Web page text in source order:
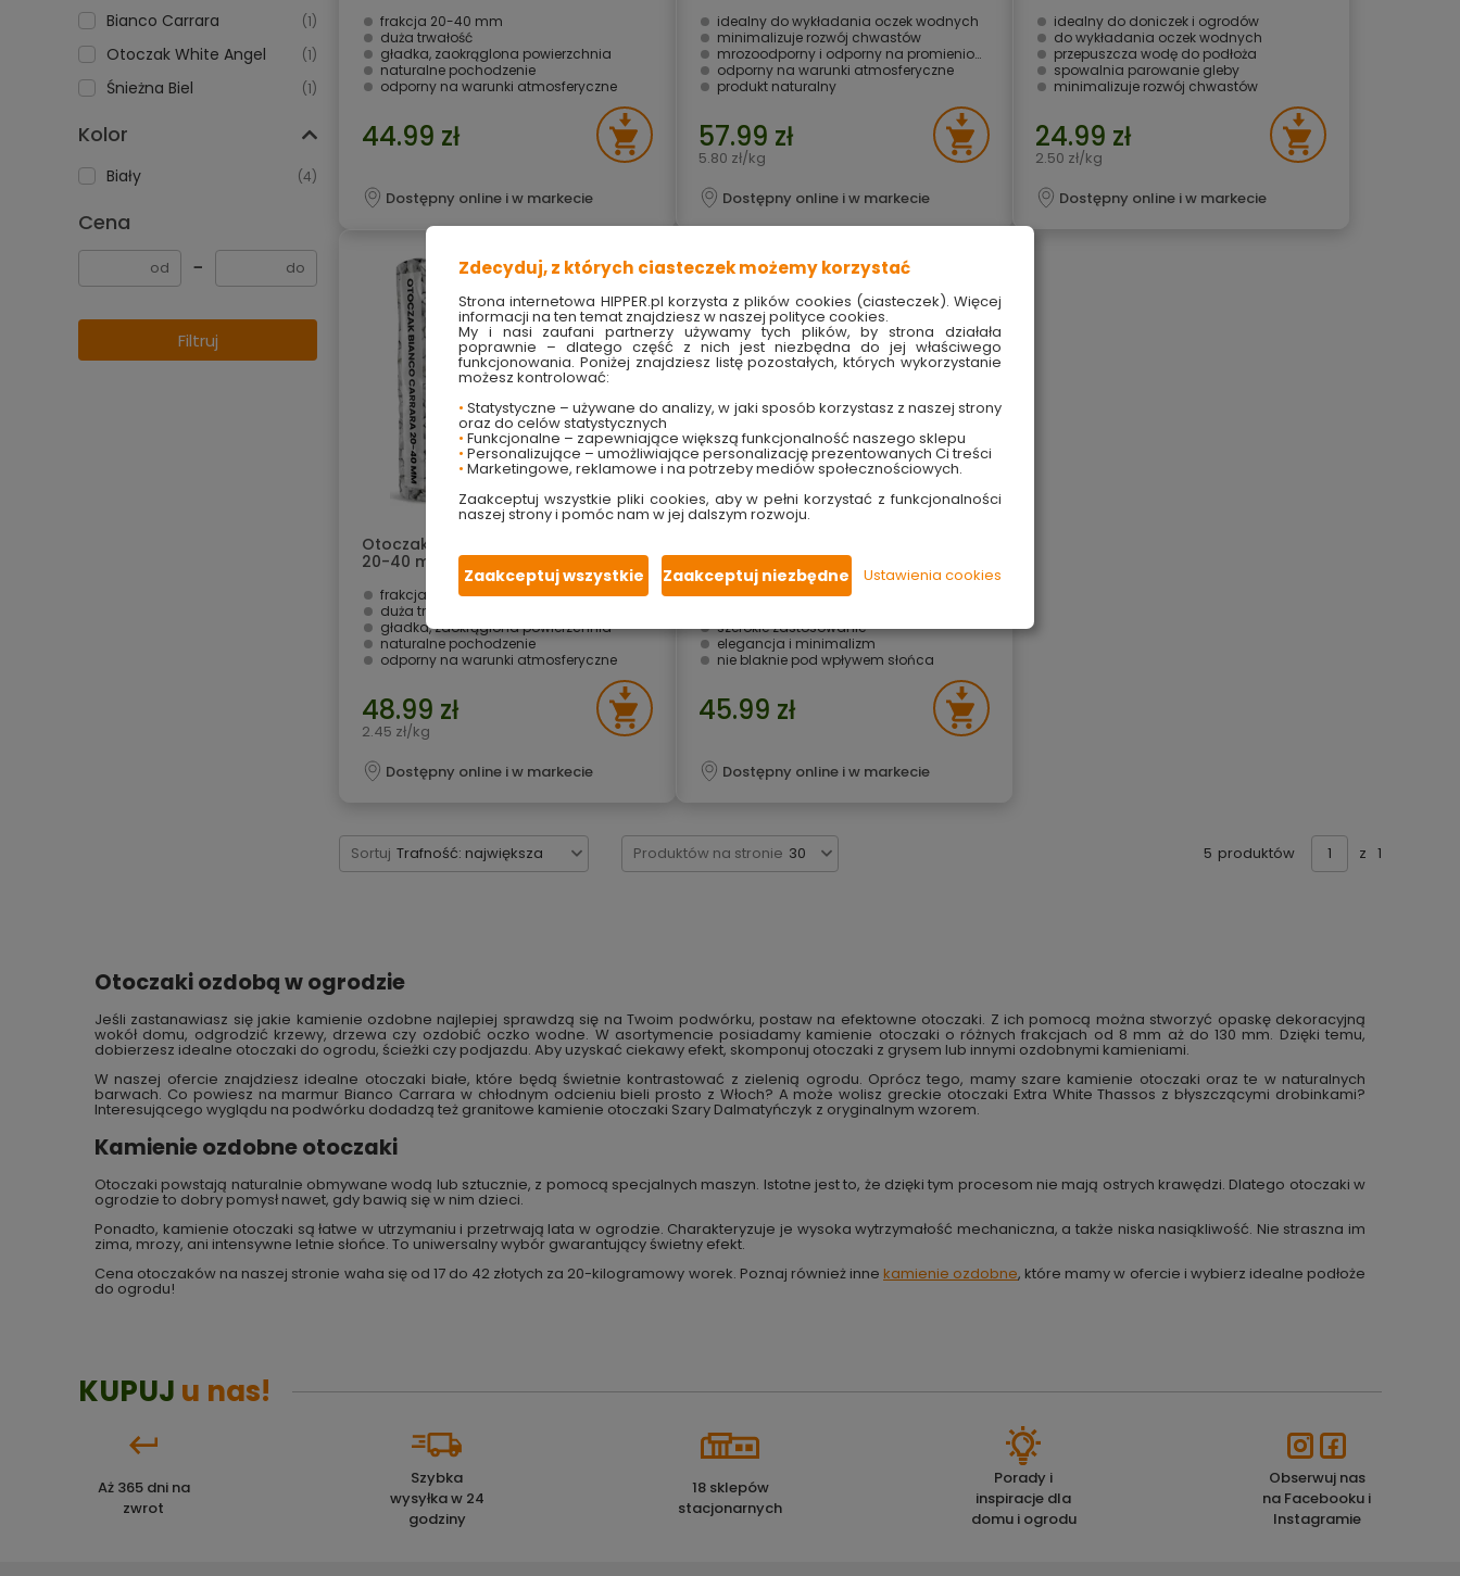
Bianco Carrara (1)
Otoczak White Angel (1)
Śnieżna Biel (1)
Kolor
Biały (4)
Cena
−
Filtruj
frakcja 20-40 mm
duża trwałość
gładka, zaokrąglona powierzchnia
naturalne pochodzenie
odporny na warunki atmosferyczne
44.99 zł
Dostępny online i w markecie
idealny do wykładania oczek wodnych
minimalizuje rozwój chwastów
mrozoodporny i odporny na promieniowanie UV
odporny na warunki atmosferyczne
produkt naturalny
57.99 zł
5.80 zł/kg
Dostępny online i w markecie
idealny do doniczek i ogrodów
do wykładania oczek wodnych
przepuszcza wodę do podłoża
spowalnia parowanie gleby
minimalizuje rozwój chwastów
24.99 zł
2.50 zł/kg
Dostępny online i w markecie
Otoczak marmur Bianco Carrara
20-40 mm 20 kg Wworku.pl
frakcja 20-40 mm
duża trwałość
gładka, zaokrąglona powierzchnia
naturalne pochodzenie
odporny na warunki atmosferyczne
48.99 zł
2.45 zł/kg
Dostępny online i w markecie
Garden Stones
mrozoodporny i trwały
szerokie zastosowanie
elegancja i minimalizm
nie blaknie pod wpływem słońca
45.99 zł
Dostępny online i w markecie
Sortuj Trafność: największa Produktów na stronie 30 5 produktów z 1
Otoczaki ozdobą w ogrodzie
Jeśli zastanawiasz się jakie kamienie ozdobne najlepiej sprawdzą się na Twoim podwórku, postaw na efektowne otoczaki. Z ich pomocą można stworzyć opaskę dekoracyjną
wokół domu, odgrodzić krzewy, drzewa czy ozdobić oczko wodne. W asortymencie posiadamy kamienie otoczaki o różnych frakcjach od 8 mm aż do 130 mm. Dzięki temu,
dobierzesz idealne otoczaki do ogrodu, ścieżki czy podjazdu. Aby uzyskać ciekawy efekt, skomponuj otoczaki z grysem lub innymi ozdobnymi kamieniami.
W naszej ofercie znajdziesz idealne otoczaki białe, które będą świetnie kontrastować z zielenią ogrodu. Oprócz tego, mamy szare kamienie otoczaki oraz te w naturalnych
barwach. Co powiesz na marmur Bianco Carrara w chłodnym odcieniu bieli prosto z Włoch? A może wolisz greckie otoczaki Extra White Thassos z błyszczącymi drobinkami?
Interesującego wyglądu na podwórku dodadzą też granitowe kamienie otoczaki Szary Dalmatyńczyk z oryginalnym wzorem.
Kamienie ozdobne otoczaki
Otoczaki powstają naturalnie obmywane wodą lub sztucznie, z pomocą specjalnych maszyn. Istotne jest to, że dzięki tym procesom nie mają ostrych krawędzi. Dlatego otoczaki w
ogrodzie to dobry pomysł nawet, gdy bawią się w nim dzieci.
Ponadto, kamienie otoczaki są łatwe w utrzymaniu i przetrwają lata w ogrodzie. Charakteryzuje je wysoka wytrzymałość mechaniczna, a także niska nasiąkliwość. Nie straszna im
zima, mrozy, ani intensywne letnie słońce. To uniwersalny wybór gwarantujący świetny efekt.
Cena otoczaków na naszej stronie waha się od 17 do 42 złotych za 20-kilogramowy worek. Poznaj również inne kamienie ozdobne, które mamy w ofercie i wybierz idealne podłoże
do ogrodu!
KUPUJ u nas!
Aż 365 dni na
zwrot
Szybka
wysyłka w 24
godziny
18 sklepów
stacjonarnych
Porady i
inspiracje dla
domu i ogrodu
Obserwuj nas
na Facebooku i
Instagramie
Zdecyduj, z których ciasteczek możemy korzystać
Strona internetowa HIPPER.pl korzysta z plików cookies (ciasteczek). Więcej
informacji na ten temat znajdziesz w naszej polityce cookies.
My i nasi zaufani partnerzy używamy tych plików, by strona działała
poprawnie – dlatego część z nich jest niezbędna do jej właściwego
funkcjonowania. Poniżej znajdziesz listę pozostałych, których wykorzystanie
możesz kontrolować:
• Statystyczne – używane do analizy, w jaki sposób korzystasz z naszej strony
oraz do celów statystycznych
• Funkcjonalne – zapewniające większą funkcjonalność naszego sklepu
• Personalizujące – umożliwiające personalizację prezentowanych Ci treści
• Marketingowe, reklamowe i na potrzeby mediów społecznościowych.
Zaakceptuj wszystkie pliki cookies, aby w pełni korzystać z funkcjonalności
naszej strony i pomóc nam w jej dalszym rozwoju.
Zaakceptuj wszystkie Zaakceptuj niezbędne Ustawienia cookies